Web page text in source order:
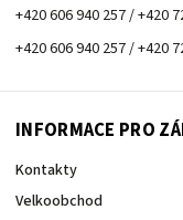
+420 606 940 257 / +420
+420 606 940 257 / +420
INFORMACE PRO
Kontakty
Velkoobchod